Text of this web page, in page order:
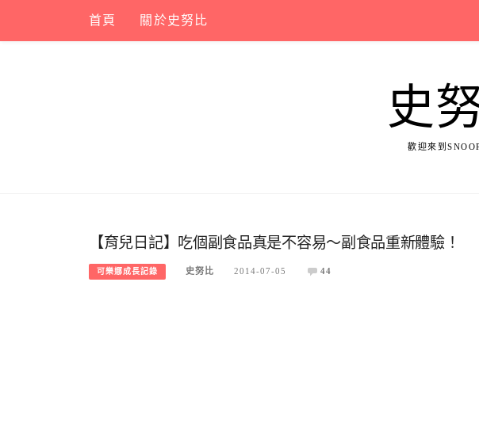
content
首頁 關於史努比
史
歡迎來到
【育兒日記】吃個副食品真是不容易～副食品重新體驗！
可樂娜成長記錄 史努比 2014-07-05 44